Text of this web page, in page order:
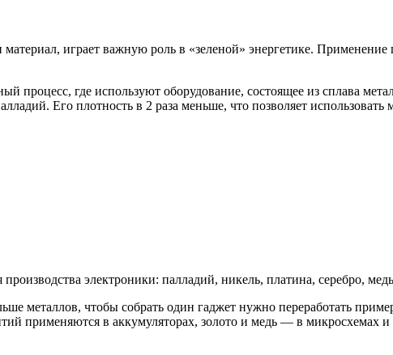
играет важную роль в «зеленой» энергетике. Применение
процесс, где используют оборудование, состоящее из сплава
Его плотность в 2 раза меньше, что позволяет
электроники: палладий, никель, платина, серебро, медь
металлов, чтобы собрать один гаджет нужно переработать
применяются в аккумуляторах, золото и медь — в микросхемах